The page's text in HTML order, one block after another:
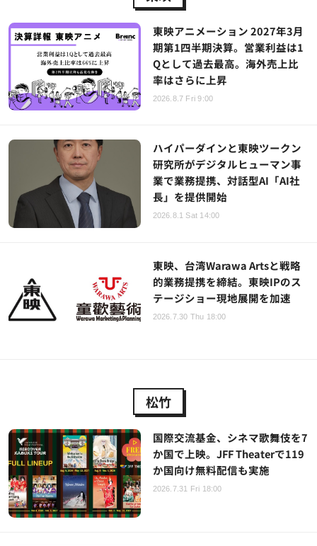
東映アニメーション 2027年3月
期第1四半期決算。営業利益は1
Qとして過去最高。海外売上比
率はさらに上昇
2026.8.7 Fri 9:00
ハイパーダインと東映ツークン
研究所がデジタルヒューマン事
業で業務提携、対話型AI「AI社
長」を提供開始
2026.8.1 Sat 14:00
東映、台湾Warawa Artsと戦略
的業務提携を締結。東映IPのス
テージショー現地展開を加速
2026.7.30 Thu 18:00
松竹
国際交流基金、シネマ歌舞伎を7
か国で上映。JFF Theaterで119
か国向け無料配信も実施
2026.7.31 Fri 18:00